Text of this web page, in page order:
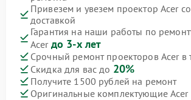
Привезем и увезем проектор Acer
доставкой
Гарантия на наши работы по
Acer до 3-х лет
Срочный ремонт проекторов Acer в
Скидка для вас до 20%
Получите 1500 рублей на ремонт
Оригинальные комплектующие Acer